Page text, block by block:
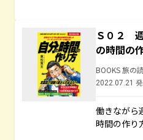
Ｓ０２
の時間の
BOOKS 旅の
2022.07.21
働きながら
時間の作り